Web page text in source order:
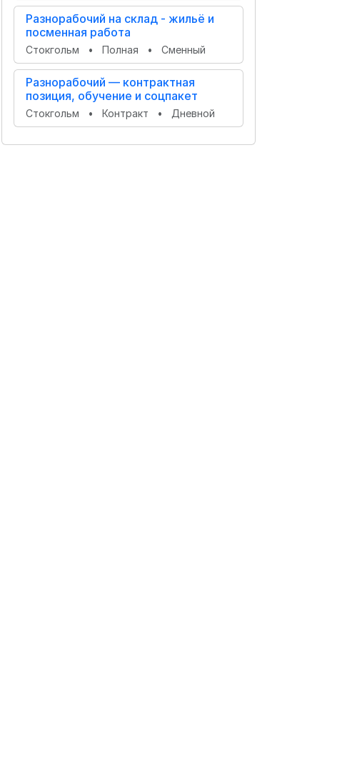
Разнорабочий на склад - жильё и
посменная работа
Стокгольм • Полная • Сменный
Разнорабочий — контрактная
позиция, обучение и соцпакет
Стокгольм • Контракт • Дневной